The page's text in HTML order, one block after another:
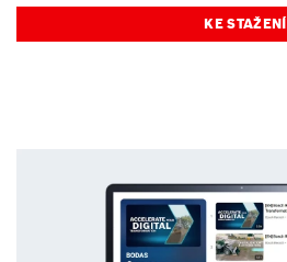
KE STAŽENÍ